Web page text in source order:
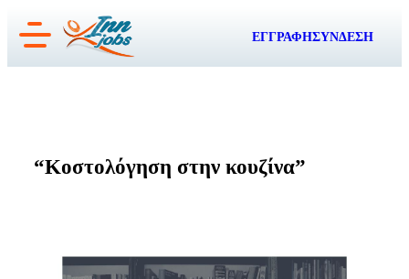
στο
ΕΓΓΡΑΦΗΣΥΝΔΕΣΗ
“Κοστολόγηση στην κουζίνα”